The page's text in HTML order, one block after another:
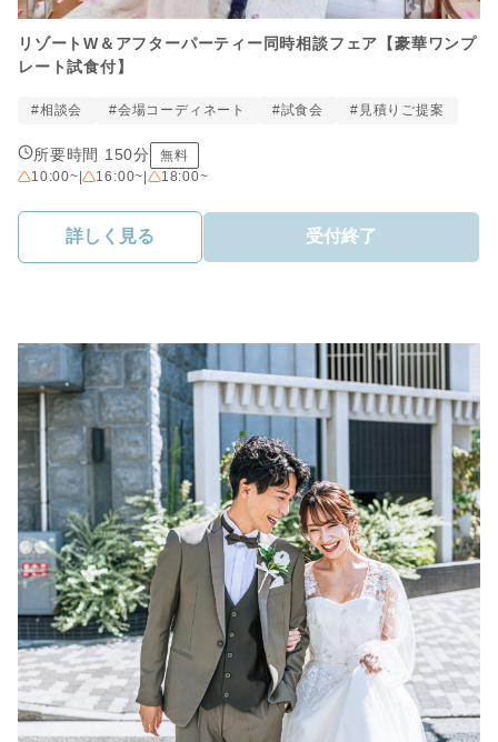
リゾートW＆アフターパーティー同時相談フェア【豪華ワンプ
レート試食付】
#相談会 #会場コーディネート #試食会 #見積りご提案
所要時間 150分
無料
10:00~| 16:00~| 18:00~
詳しく見る 受付終了